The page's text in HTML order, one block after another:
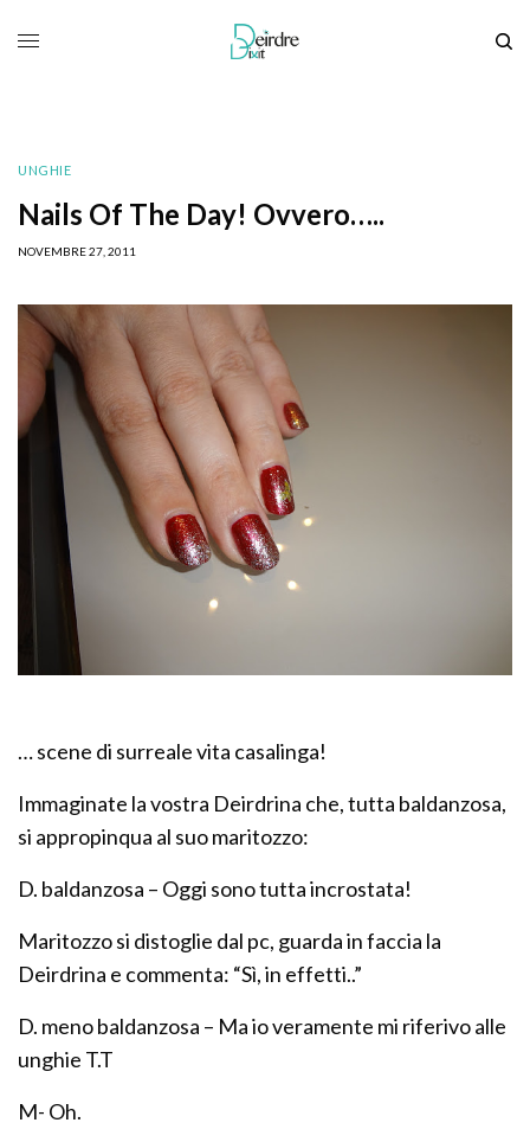
UNGHIE
Nails Of The Day! Ovvero…..
NOVEMBRE 27, 2011
… scene di surreale vita casalinga!
Immaginate la vostra Deirdrina che, tutta baldanzosa,
si appropinqua al suo maritozzo:
D. baldanzosa – Oggi sono tutta incrostata!
Maritozzo si distoglie dal pc, guarda in faccia la
Deirdrina e commenta: “Sì, in effetti..”
D. meno baldanzosa – Ma io veramente mi riferivo alle
unghie T.T
M- Oh.